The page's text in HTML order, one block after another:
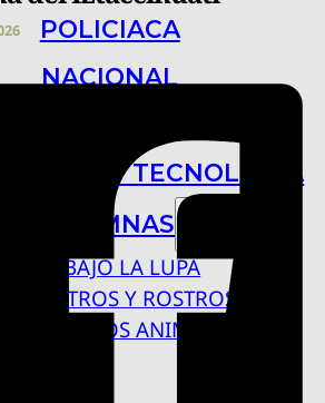
POLICIACA
NACIONAL
Y TECNOLOGÍA
COLUMNAS
BAJO LA LUPA
RASTROS Y ROSTROS
VÍNCULOS ANIMALES